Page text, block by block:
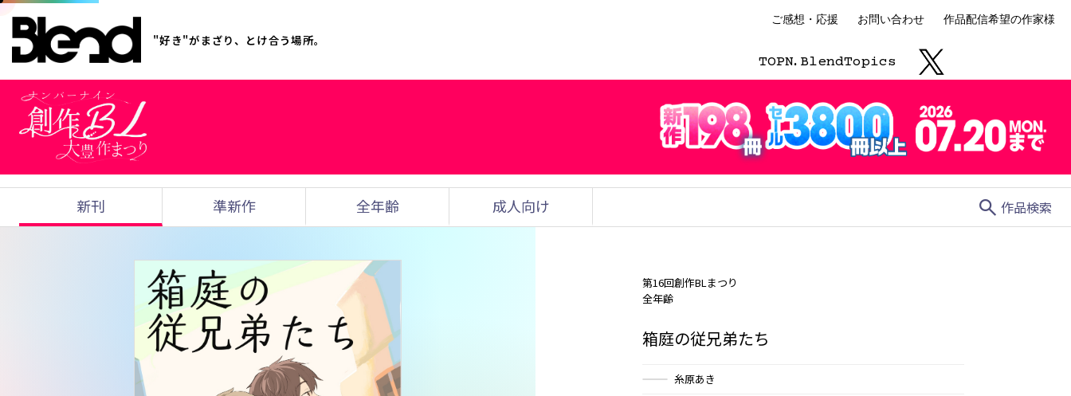
"好き"がまざり、とけ合う場所。
ご感想・応援 お問い合わせ 作品配信希望の作家様
TOPN. BlendTopics
新刊 準新作 全年齢 成人向け search 作品検索
第16回創作BLまつり
全年齢
箱庭の従兄弟たち
糸原あき